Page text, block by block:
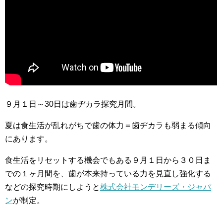
９月１日～30日は歯ヂカラ探究月間。
夏は食生活が乱れがちで歯の体力＝歯ヂカラも弱まる傾向
にあります。
食生活をリセットする機会でもある９月１日から３０日ま
での１ヶ月間を、歯が本来持っている力を見直し強化する
などの探究時期にしようと株式会社モンデリーズ・ジャパ
ンが制定。